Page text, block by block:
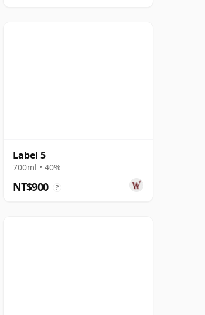
Label 5
700ml • 40%
NT$900 ?